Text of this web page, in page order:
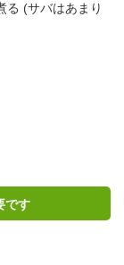
る (サバはあまり
です